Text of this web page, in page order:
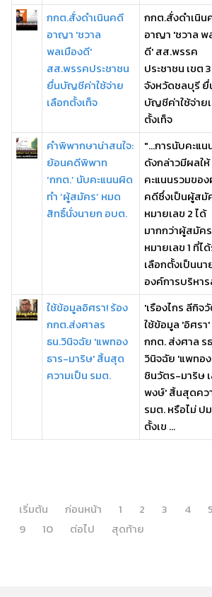
กกต.สั่งดำเนินคดี
อาญา 'ชวาล
พลเมืองดี'
สส.พรรคประชาชน
ยื่นบัญชีค่าใช้จ่าย
เลือกตั้งเท็จ
กกต.สั่งดำเนิน
อาญา 'ชวาล พ
ดี' สส.พรรค
ประชาชน เขต 3
จังหวัดชลบุรี ยื่
บัญชีค่าใช้จ่าย
ตั้งเท็จ
คำพิพากษาน่าสนใจ:
ย้อนคดีพิพาท
‘กกต.’ นับคะแนนผิด
ทำ ‘ผู้สมัคร’ หมด
สิทธิ์นั่งนายก อบต.
"…การนับคะแน
ดังกล่าวมีผลให้
คะแนนรวมขอ
คดีซึ่งเป็นผู้สมั
หมายเลข 2 ได้
มากกว่าผู้สมัคร
หมายเลข 1 ที่ไ
เลือกตั้งเป็นนา
องค์การบริหาร
ใช้ข้อมูลอิศรา! ร้อง
กกต.ส่งศาลร
ธน.วินิจฉัย 'แพทอง
ธาร-มาริษ' สิ้นสุด
ความเป็น รมต.
'เรืองไกร ลีกิจ
ใช้ข้อมูล 'อิศรา
กกต. ส่งศาล ร
วินิจฉัย 'แพทอ
ชินวัตร-มาริษ
พงษ์' สิ้นสุดคว
รมต. หรือไม่ ป
ตั้งเข ...
เริ่มต้น ก่อนหน้า 1 2 3 4 5
9
10 ต่อไป สุดท้าย